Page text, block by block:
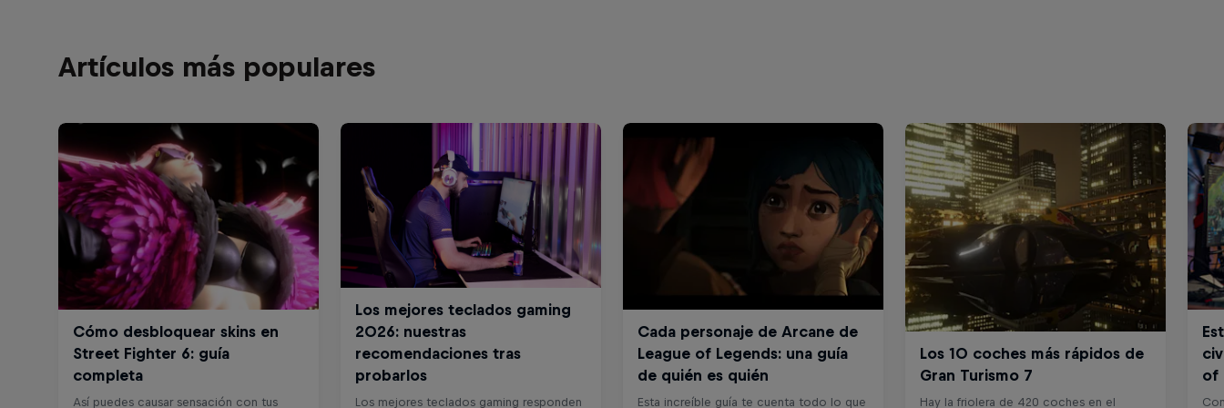
Artículos más populares